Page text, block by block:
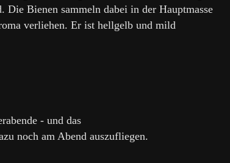
Bienen sammeln dabei in der Hauptmasse
verliehen. Er ist hellgelb und mild
- und das
noch am Abend auszufliegen.